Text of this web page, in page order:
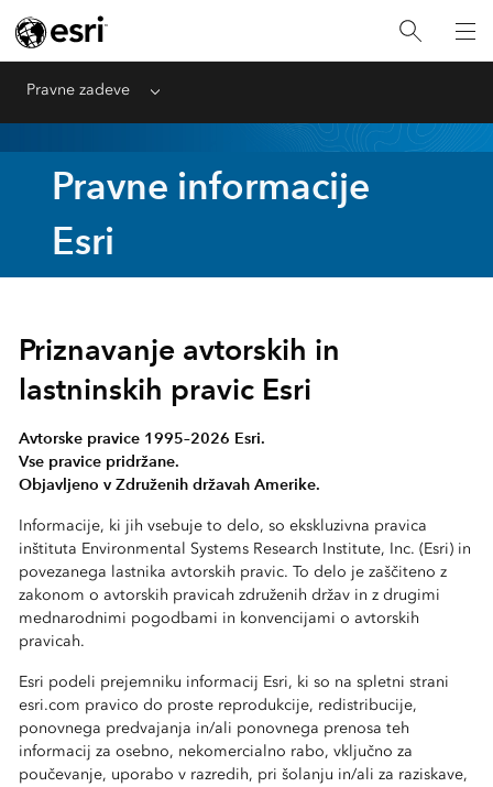
Pravne zadeve Menu
Pravne informacije
Esri
Priznavanje avtorskih in
lastninskih pravic Esri
Avtorske pravice 1995–2026 Esri.
Vse pravice pridržane.
Objavljeno v Združenih državah Amerike.
Informacije, ki jih vsebuje to delo, so ekskluzivna pravica
inštituta Environmental Systems Research Institute, Inc. (Esri) in
povezanega lastnika avtorskih pravic. To delo je zaščiteno z
zakonom o avtorskih pravicah združenih držav in z drugimi
mednarodnimi pogodbami in konvencijami o avtorskih
pravicah.
Esri podeli prejemniku informacij Esri, ki so na spletni strani
esri.com pravico do proste reprodukcije, redistribucije,
ponovnega predvajanja in/ali ponovnega prenosa teh
informacij za osebno, nekomercialno rabo, vključno za
poučevanje, uporabo v razredih, pri šolanju in/ali za raziskave,